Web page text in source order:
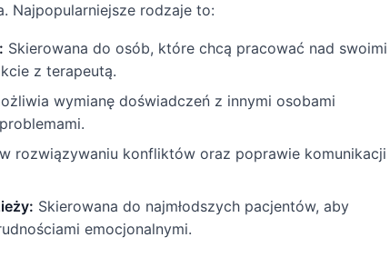
Najpopularniejsze rodzaje to:
Skierowana do osób, które chcą pracować nad swoimi
z terapeutą.
wymianę doświadczeń z innymi osobami
rozwiązywaniu konfliktów oraz poprawie komunikacji
Skierowana do najmłodszych pacjentów, aby
emocjonalnymi.